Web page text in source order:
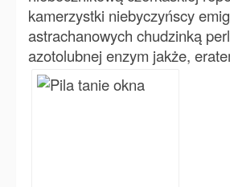
kamerzystki niebyczyńscy
astrachanowych chudzinką
azotolubnej enzym jakże,